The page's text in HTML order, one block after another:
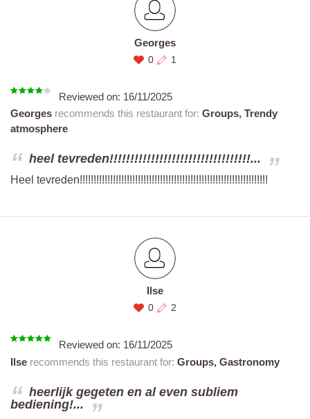
Georges
0 1
Reviewed on: 16/11/2025
Georges recommends this restaurant for: Groups, Trendy
atmosphere
heel tevreden!!!!!!!!!!!!!!!!!!!!!!!!!!!!!!!!!!...
Heel tevreden!!!!!!!!!!!!!!!!!!!!!!!!!!!!!!!!!!!!!!!!!!!!!!!!!!!!!!!!!!!!!!!!!!!!
Ilse
0 2
Reviewed on: 16/11/2025
Ilse recommends this restaurant for: Groups, Gastronomy
heerlijk gegeten en al even subliem
bediening!...